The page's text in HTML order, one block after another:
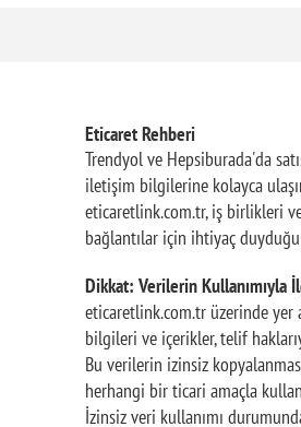
Eticaret Rehberi
Trendyol ve Hepsiburada'da
iletişim bilgilerine kolayca
eticaretlink.com.tr, iş birlikleri
bağlantılar için ihtiyaç
Dikkat: Verilerin Kullanımıyla
eticaretlink.com.tr üzerinde
bilgileri ve içerikler, telif
Bu verilerin izinsiz
herhangi bir ticari amaçla
İzinsiz veri kullanımı